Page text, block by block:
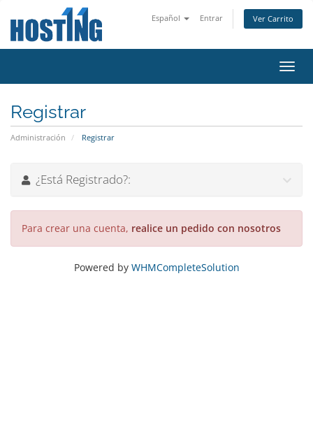
Español Entrar Ver Carrito
Registrar
Administración Registrar
¿Está Registrado?:
Para crear una cuenta, realice un pedido con nosotros
Powered by WHMCompleteSolution